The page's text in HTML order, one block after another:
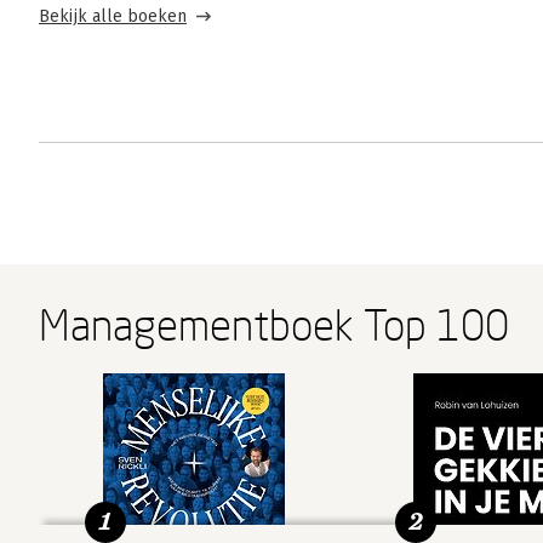
Bekijk alle boeken
Managementboek Top 100
1 2